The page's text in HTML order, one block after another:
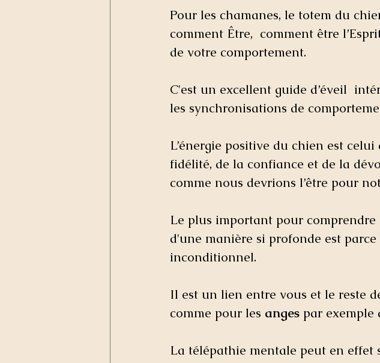
Pour les chamanes, le totem du
comment Être,  comment être
de votre comportement.
C'est un excellent guide d’éveil
les synchronisations de
L’énergie positive du chien est celui
fidélité, de la confiance et de la
comme nous devrions l’être pour
Le plus important pour
d'une manière si profonde est
inconditionnel.
Il est un lien entre vous et le reste
comme pour les anges par exemple
La télépathie mentale peut en effet